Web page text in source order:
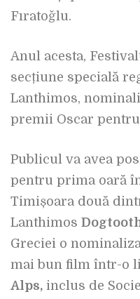
Fıratoğlu.
Anul acesta,
secțiune specială
Lanthimos,
premii Oscar pentru
Publicul va avea
pentru prima oară
Timișoara două
Lanthimos
Greciei o
mai bun film într-o
Alps, inclus de